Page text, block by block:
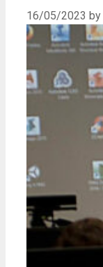
16/05/2023 by